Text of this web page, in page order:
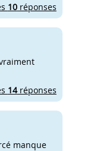
10réponses
14réponses
manque